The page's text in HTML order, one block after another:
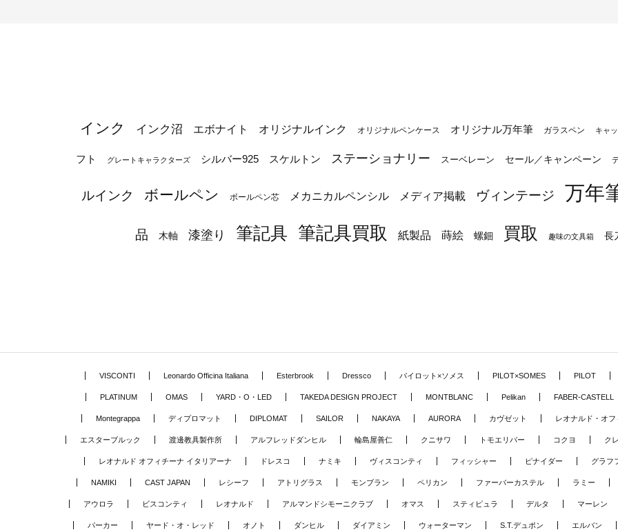
インク インク沼 エボナイト オリジナルインク オリジナルペンケース オリジナル万年筆 ガラスペン キャ
フト グレートキャラクターズ シルバー925 スケルトン ステーショナリー スーベレーン セール／キャンペーン
ルインク ボールペン ボールペン芯 メカニカルペンシル メディア掲載 ヴィンテージ 万年
品 木軸 漆塗り 筆記具 筆記具買取 紙製品 蒔絵 螺鈿 買取 趣味の文具箱 長
VISCONTI Leonardo Officina Italiana Esterbrook Dressco パイロット×ソメス PILOT×SOMES PILOT
PLATINUM OMAS YARD・O・LED TAKEDA DESIGN PROJECT MONTBLANC Pelikan FABER-CASTELL
Montegrappa ディプロマット DIPLOMAT SAILOR NAKAYA AURORA カヴゼット レオナルド・オ
エスターブルック 渡邊教具製作所 アルフレッドダンヒル 輪島屋善仁 クニサワ トモエリバー コクヨ ク
レオナルド オフィチーナ イタリアーナ ドレスコ ナミキ ヴィスコンティ フィッシャー ピナイダー グラフ
NAMIKI CAST JAPAN レシーフ アトリグラス モンブラン ペリカン ファーバーカステル ラミー
アウロラ ビスコンティ レオナルド アルマンドシモーニクラブ オマス スティピュラ デルタ マーレン
パーカー ヤード・オ・レッド オノト ダンヒル ダイアミン ウォーターマン S.T.デュポン エルバン